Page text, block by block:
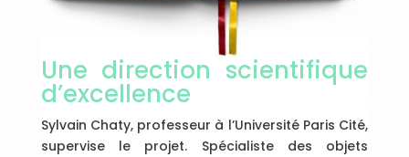
Une direction scientifique
d’excellence
Sylvain Chaty, professeur à l’Université Paris Cité,
supervise le projet. Spécialiste des objets